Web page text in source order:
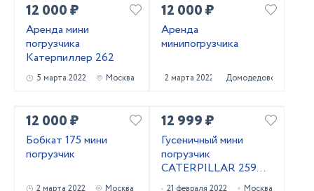
12 000 ₽
Аренда мини
погрузчика
Катерпиллер 262
5 марта 2022 Москва
12 000 ₽
Аренда
минипогрузчика
2 марта 2022 Домодедово
12 000 ₽
Бобкат 175 мини
погрузчик
2 марта 2022 Москва
12 999 ₽
Гусеничный мини
погрузчик
CATERPILLAR 259D в
аренду от
21 февраля 2022 Москва